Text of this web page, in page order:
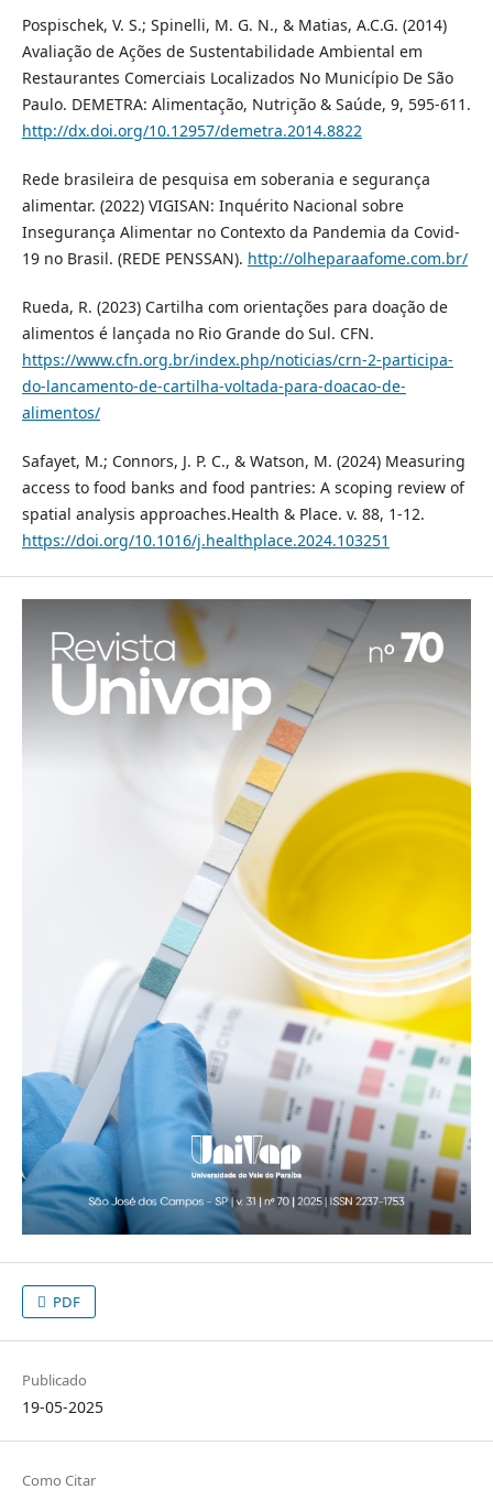
Pospischek, V. S.; Spinelli, M. G. N., & Matias, A.C.G. (2014)
Avaliação de Ações de Sustentabilidade Ambiental em
Restaurantes Comerciais Localizados No Município De São
Paulo. DEMETRA: Alimentação, Nutrição & Saúde, 9, 595-611.
http://dx.doi.org/10.12957/demetra.2014.8822
Rede brasileira de pesquisa em soberania e segurança
alimentar. (2022) VIGISAN: Inquérito Nacional sobre
Insegurança Alimentar no Contexto da Pandemia da Covid-
19 no Brasil. (REDE PENSSAN). http://olheparaafome.com.br/
Rueda, R. (2023) Cartilha com orientações para doação de
alimentos é lançada no Rio Grande do Sul. CFN.
https://www.cfn.org.br/index.php/noticias/crn-2-participa-
do-lancamento-de-cartilha-voltada-para-doacao-de-
alimentos/
Safayet, M.; Connors, J. P. C., & Watson, M. (2024) Measuring
access to food banks and food pantries: A scoping review of
spatial analysis approaches.Health & Place. v. 88, 1-12.
https://doi.org/10.1016/j.healthplace.2024.103251
PDF
Publicado
19-05-2025
Como Citar